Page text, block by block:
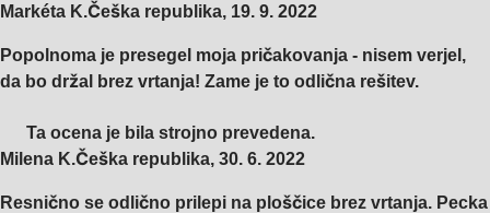
Markéta K.Češka republika, 19. 9. 2022
Popolnoma je presegel moja pričakovanja - nisem verjel,
da bo držal brez vrtanja! Zame je to odlična rešitev.
Ta ocena je bila strojno prevedena.
Milena K.Češka republika, 30. 6. 2022
Resnično se odlično prilepi na ploščice brez vrtanja. Pecka